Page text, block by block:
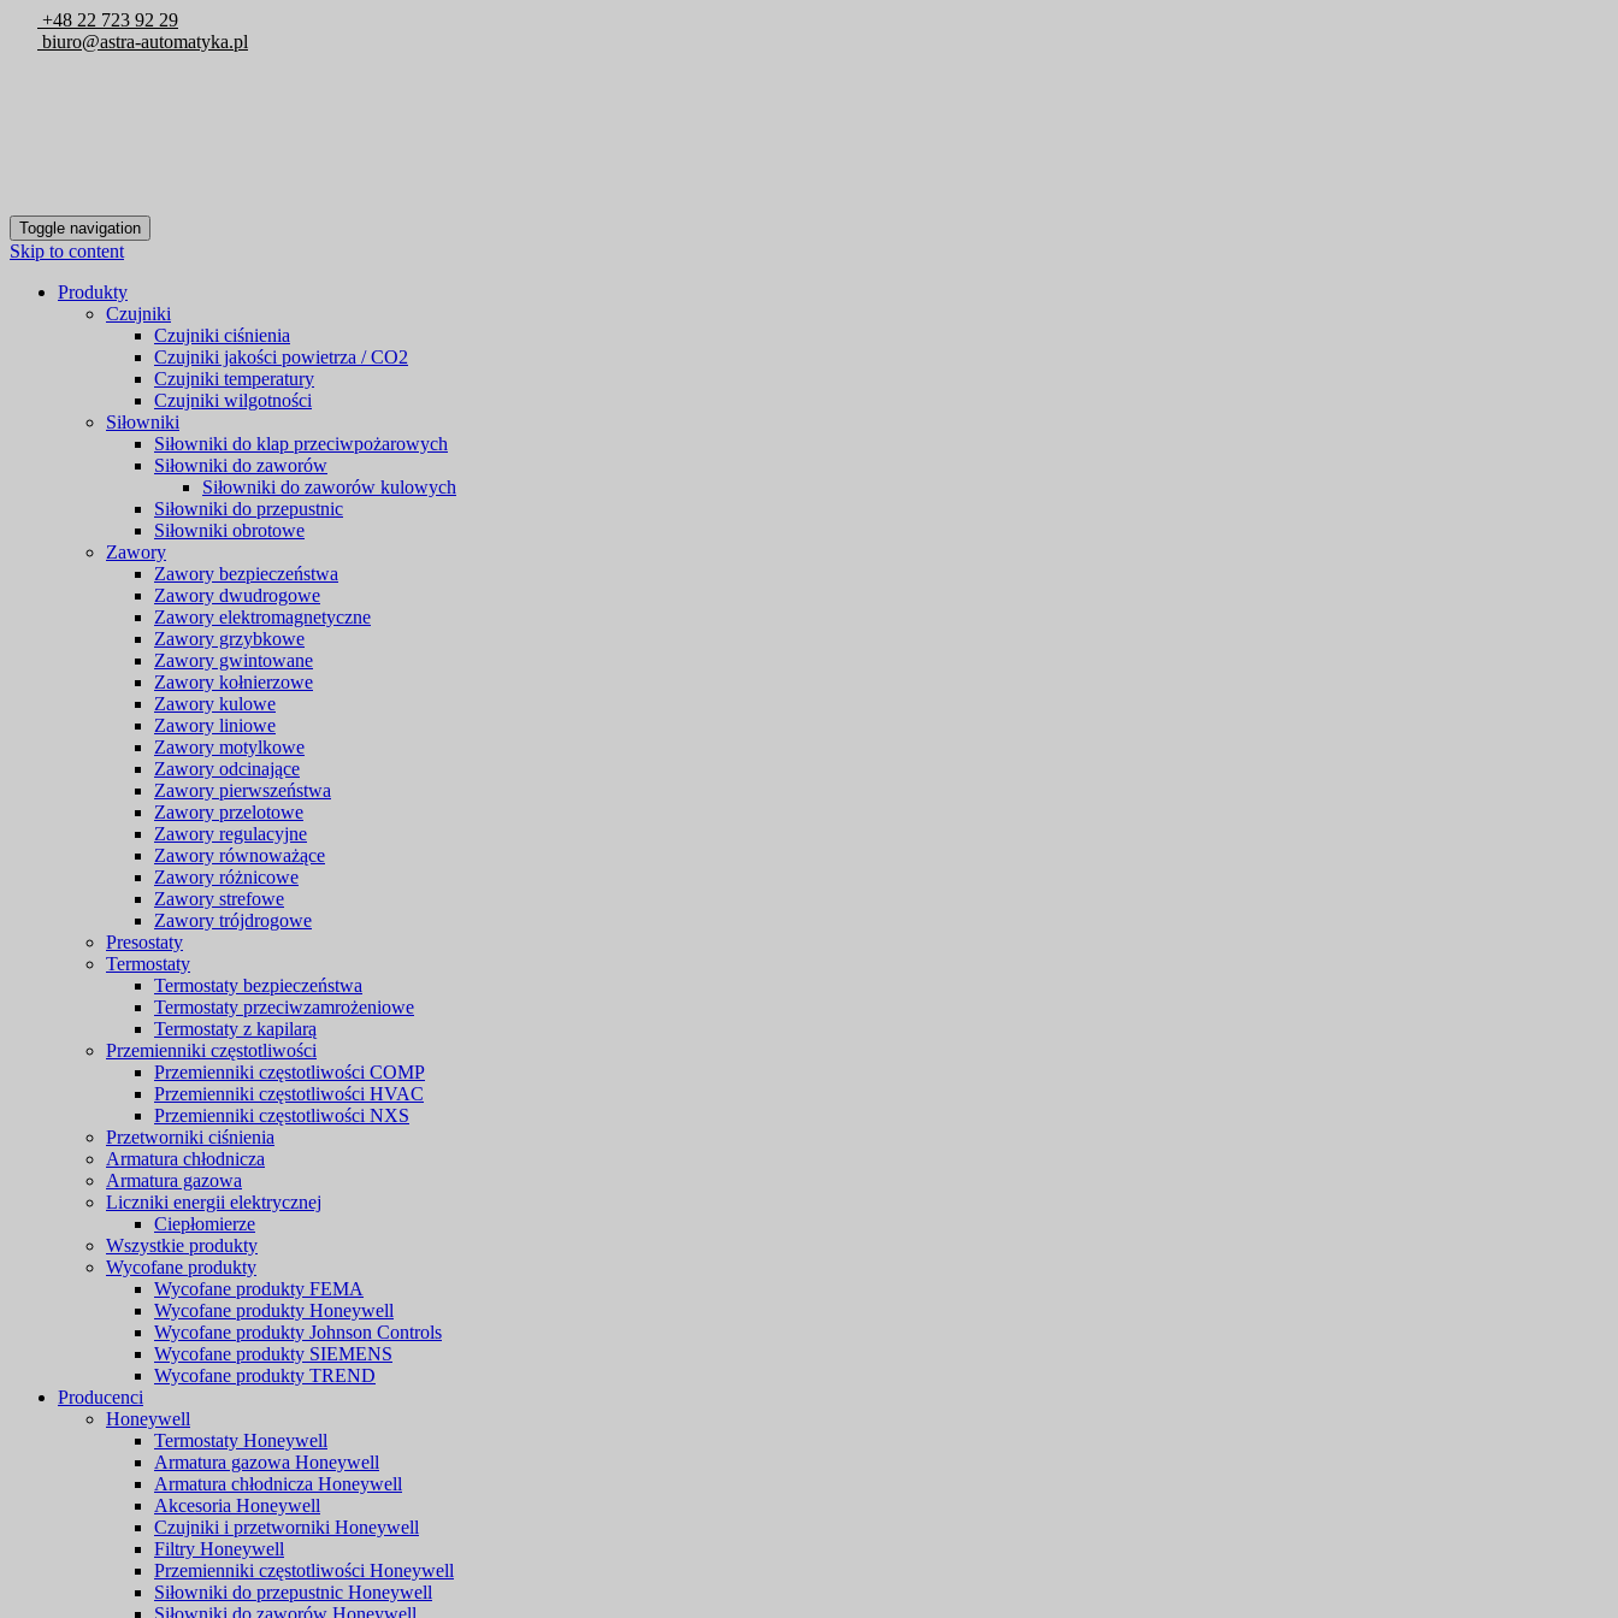
+48 22 723 92 29
biuro@astra-automatyka.pl
Toggle navigation
Skip to content
Produkty
Czujniki
Czujniki ciśnienia
Czujniki jakości powietrza / CO2
Czujniki temperatury
Czujniki wilgotności
Siłowniki
Siłowniki do klap przeciwpożarowych
Siłowniki do zaworów
Siłowniki do zaworów kulowych
Siłowniki do przepustnic
Siłowniki obrotowe
Zawory
Zawory bezpieczeństwa
Zawory dwudrogowe
Zawory elektromagnetyczne
Zawory grzybkowe
Zawory gwintowane
Zawory kołnierzowe
Zawory kulowe
Zawory liniowe
Zawory motylkowe
Zawory odcinające
Zawory pierwszeństwa
Zawory przelotowe
Zawory regulacyjne
Zawory równoważące
Zawory różnicowe
Zawory strefowe
Zawory trójdrogowe
Presostaty
Termostaty
Termostaty bezpieczeństwa
Termostaty przeciwzamrożeniowe
Termostaty z kapilarą
Przemienniki częstotliwości
Przemienniki częstotliwości COMP
Przemienniki częstotliwości HVAC
Przemienniki częstotliwości NXS
Przetworniki ciśnienia
Armatura chłodnicza
Armatura gazowa
Liczniki energii elektrycznej
Ciepłomierze
Wszystkie produkty
Wycofane produkty
Wycofane produkty FEMA
Wycofane produkty Honeywell
Wycofane produkty Johnson Controls
Wycofane produkty SIEMENS
Wycofane produkty TREND
Producenci
Honeywell
Termostaty Honeywell
Armatura gazowa Honeywell
Armatura chłodnicza Honeywell
Akcesoria Honeywell
Czujniki i przetworniki Honeywell
Filtry Honeywell
Przemienniki częstotliwości Honeywell
Siłowniki do przepustnic Honeywell
Siłowniki do zaworów Honeywell